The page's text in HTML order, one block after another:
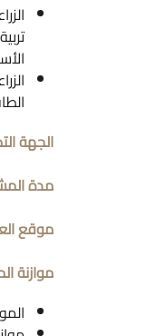
الجهة
مدة
موقع
موازنة